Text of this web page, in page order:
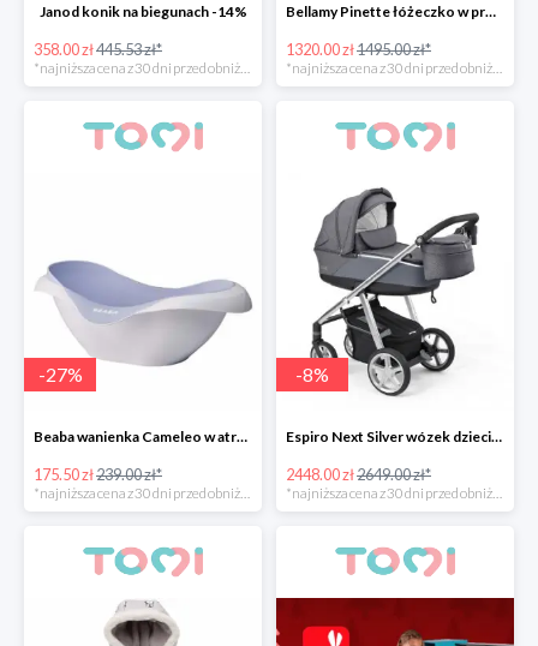
Janod konik na biegunach -14%
358.00 zł445.53 zł*
Bellamy Pinette łóżeczko w promocyjnej cenie
1320.00 zł1495.00 zł*
-27%
Beaba wanienka Cameleo w atrakcyjnej cenie
175.50 zł239.00 zł*
-8%
Espiro Next Silver wózek dziecięcy w super cenie
2448.00 zł2649.00 zł*